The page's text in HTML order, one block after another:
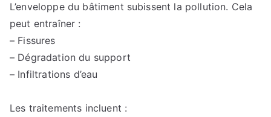
L’enveloppe du bâtiment subissent la pollution. Cela
peut entraîner :
– Fissures
– Dégradation du support
– Infiltrations d’eau
Les traitements incluent :